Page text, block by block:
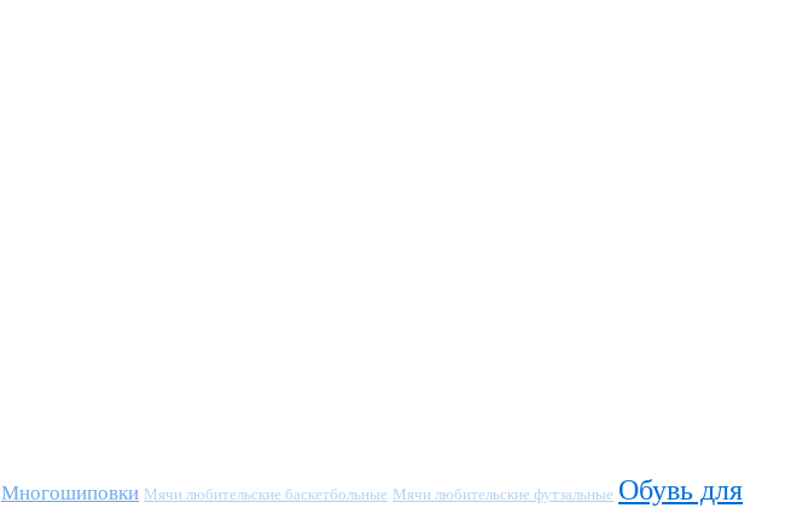
Многошиповки Мячи любительские баскетбольные Мячи любительские футзальные Обувь для